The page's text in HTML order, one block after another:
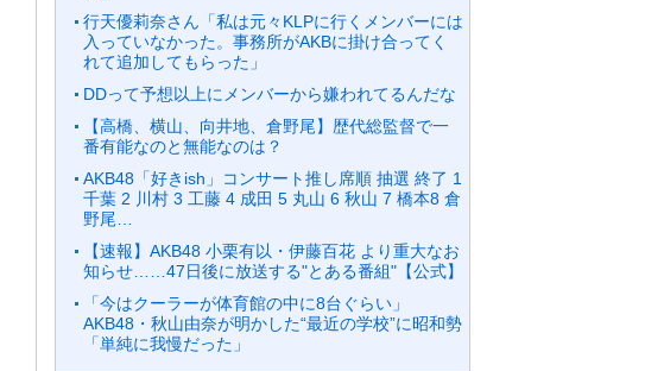
行天優莉奈さん「私は元々KLPに行くメンバーには
入っていなかった。事務所がAKBに掛け合ってく
れて追加してもらった」
DDって予想以上にメンバーから嫌われてるんだな
【高橋、横山、向井地、倉野尾】歴代総監督で一
番有能なのと無能なのは？
AKB48「好きish」コンサート推し席順 抽選 終了 1
千葉 2 川村 3 工藤 4 成田 5 丸山 6 秋山 7 橋本8 倉
野尾…
【速報】AKB48 小栗有以・伊藤百花 より重大なお
知らせ……47日後に放送する"とある番組"【公式】
「今はクーラーが体育館の中に8台ぐらい」
AKB48・秋山由奈が明かした“最近の学校”に昭和勢
「単純に我慢だった」